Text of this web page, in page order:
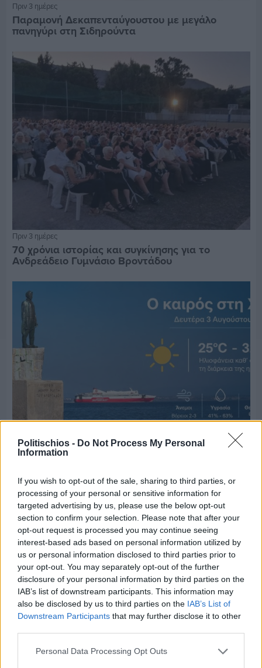
Politischios - Do Not Process My Personal
Information
If you wish to opt-out of the sale, sharing to third parties, or
processing of your personal or sensitive information for
targeted advertising by us, please use the below opt-out
section to confirm your selection. Please note that after your
opt-out request is processed you may continue seeing
interest-based ads based on personal information utilized by
us or personal information disclosed to third parties prior to
your opt-out. You may separately opt-out of the further
disclosure of your personal information by third parties on the
IAB’s list of downstream participants. This information may
also be disclosed by us to third parties on the IAB’s List of
Downstream Participants that may further disclose it to other
Personal Data Processing Opt Outs
Πριν 3 ημέρες
Παραμονή Δεκαπενταύγουστου με μεγάλο
πανηγύρι στη Σιδηρούντα
Πριν 3 ημέρες
70 χρόνια ιστορίας και συγκίνησης για το
Ανδρεάδειο Γυμνάσιο Βροντάδου
Ο καιρός στη Χίο, σήμερα 3 Αυγούστου 2026
Διαφήμιση